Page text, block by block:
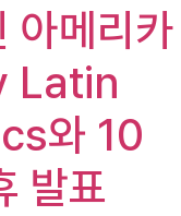
아메리카
Latin
와 10
발표